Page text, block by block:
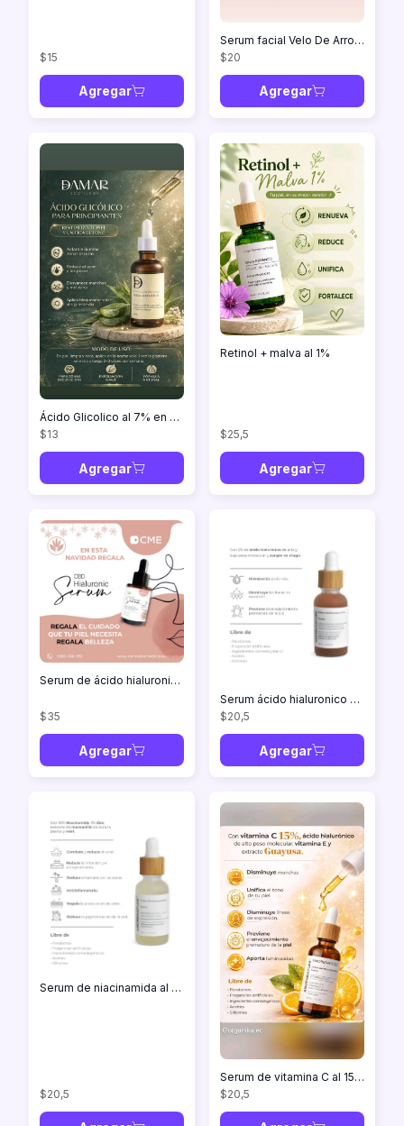
$15
Agregar
Serum facial Velo De Arroz 🍚 30ml
$20
Agregar
Ácido Glicolico al 7% en 30ml
$13
Agregar
Retinol + malva al 1%
$25,5
Agregar
Serum de ácido hialuronico con CBD 30ml
$35
Agregar
Serum ácido hialuronico al 2% en 30ml
$20,5
Agregar
Serum de niacinamida al 10% en 30ml
$20,5
Serum de vitamina C al 15% en 30ml
$20,5